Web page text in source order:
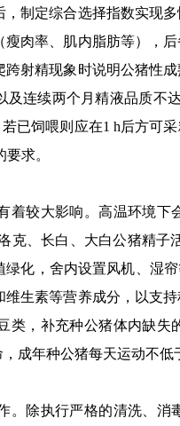
，制定综合选择指数实现
肉率、肌内脂肪等），
射精现象时说明公猪性
连续两个月精液品质不
已饲喂则应在1 h后方可
求。
较大影响。高温环境下
、长白、大白公猪精子
化，舍内设置风机、湿
生素等营养成分，以支
类，补充种公猪体内缺
成年种公猪每天运动不低
。除执行严格的清洗、